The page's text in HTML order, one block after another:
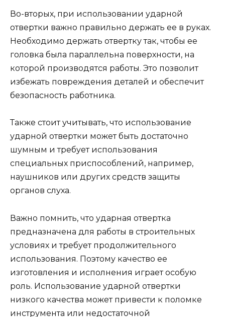
Во-вторых, при использовании ударной
отвертки важно правильно держать ее в руках.
Необходимо держать отвертку так, чтобы ее
головка была параллельна поверхности, на
которой производятся работы. Это позволит
избежать повреждения деталей и обеспечит
безопасность работника.
Также стоит учитывать, что использование
ударной отвертки может быть достаточно
шумным и требует использования
специальных приспособлений, например,
наушников или других средств защиты
органов слуха.
Важно помнить, что ударная отвертка
предназначена для работы в строительных
условиях и требует продолжительного
использования. Поэтому качество ее
изготовления и исполнения играет особую
роль. Использование ударной отвертки
низкого качества может привести к поломке
инструмента или недостаточной